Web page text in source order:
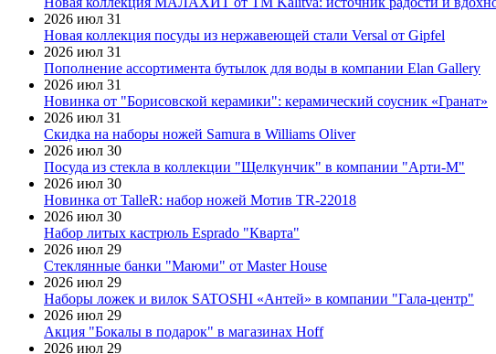
2026 июл 31
Новая коллекция посуды из нержавеющей стали Versal от Gipfel
2026 июл 31
Пополнение ассортимента бутылок для воды в компании Elan Gallery
2026 июл 31
Новинка от "Борисовской керамики": керамический соусник «Гранат»
2026 июл 31
Скидка на наборы ножей Samura в Williams Oliver
2026 июл 30
Посуда из стекла в коллекции "Щелкунчик" в компании "Арти-М"
2026 июл 30
Новинка от TalleR: набор ножей Мотив TR-22018
2026 июл 30
Набор литых кастрюль Esprado "Кварта"
2026 июл 29
Стеклянные банки "Маюми" от Master House
2026 июл 29
Наборы ложек и вилок SATOSHI «Антей» в компании "Гала-центр"
2026 июл 29
Акция "Бокалы в подарок" в магазинах Hoff
2026 июл 29